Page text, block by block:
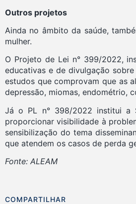
Outros projetos
Ainda no âmbito da saúde,
mulher.
O Projeto de Lei n° 399/2022,
educativas e de divulgação
estudos que comprovam que as
depressão, miomas, endométrio,
Já o PL n° 398/2022 institui a
proporcionar visibilidade à
sensibilização do tema
que atendem os casos de perda
Fonte: ALEAM
COMPARTILHAR